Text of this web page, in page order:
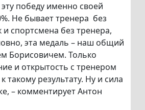
победу именно своей
Не бывает тренера без
и спортсмена без тренера,
эта медаль – наш общий
Борисовичем. Только
и открытость с тренером
такому результату. Ну и сила
– комментирует Антон